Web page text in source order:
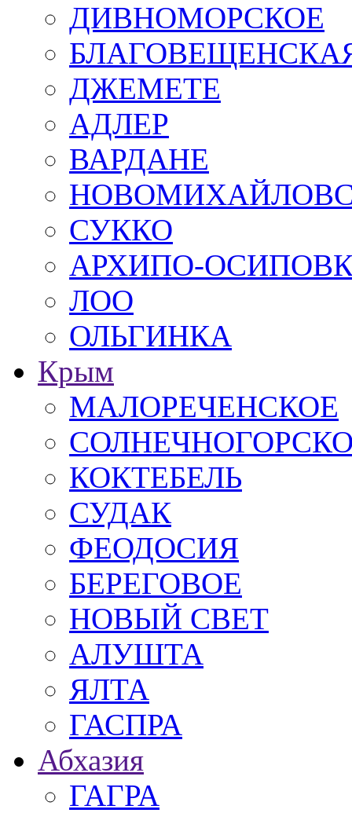
ДИВНОМОРСКОЕ
ДЖЕМЕТЕ
АДЛЕР
ВАРДАНЕ
СУККО
АРХИПО-
ЛОО
ОЛЬГИНКА
Крым
МАЛОРЕЧЕНСКОЕ
КОКТЕБЕЛЬ
СУДАК
ФЕОДОСИЯ
БЕРЕГОВОЕ
НОВЫЙ СВЕТ
АЛУШТА
ЯЛТА
ГАСПРА
Абхазия
ГАГРА